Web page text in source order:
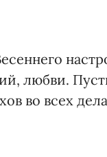
любви.
во всех